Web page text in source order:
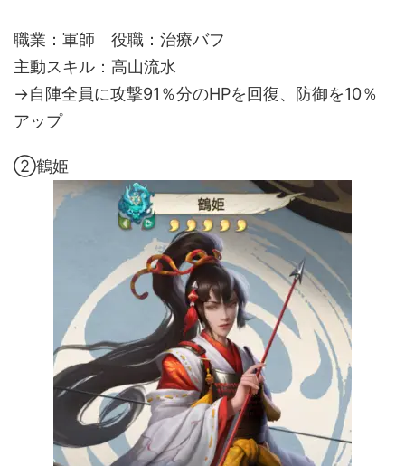
職業：軍師 役職：治療バフ
主動スキル：高山流水
→自陣全員に攻撃91％分のHPを回復、防御を10％
アップ
②鶴姫